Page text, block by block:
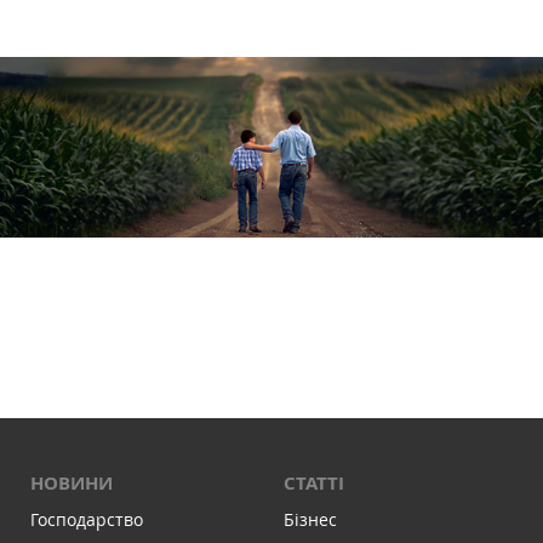
НОВИНИ
Господарство
СТАТТІ
Бізнес